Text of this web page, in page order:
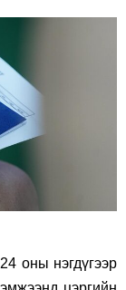
оны нэгдүгээр